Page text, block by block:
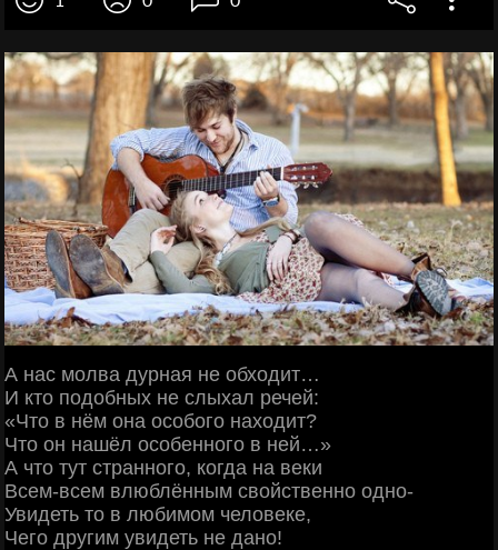
А нас молва дурная не обходит…
И кто подобных не слыхал речей:
«Что в нём она особого находит?
Что он нашёл особенного в ней…»
А что тут странного, когда на веки
Всем-всем влюблённым свойственно одно-
Увидеть то в любимом человеке,
Чего другим увидеть не дано!